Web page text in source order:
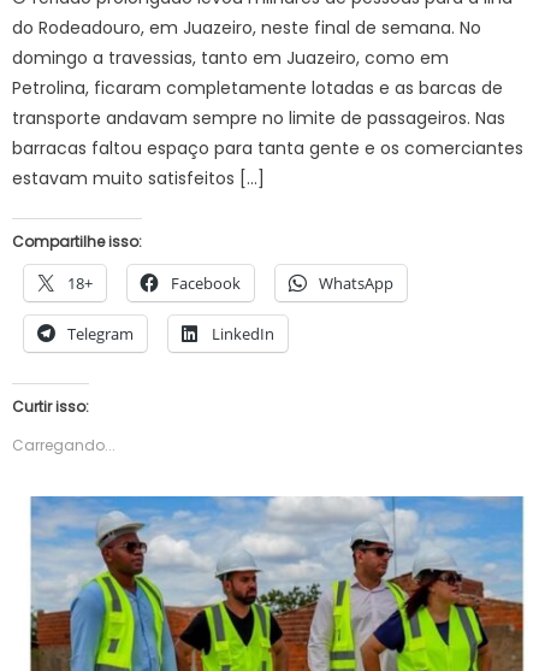
do Rodeadouro, em Juazeiro, neste final de semana. No
domingo a travessias, tanto em Juazeiro, como em
Petrolina, ficaram completamente lotadas e as barcas de
transporte andavam sempre no limite de passageiros. Nas
barracas faltou espaço para tanta gente e os comerciantes
estavam muito satisfeitos […]
Compartilhe isso:
18+ Facebook WhatsApp
Telegram LinkedIn
Curtir isso:
Carregando...